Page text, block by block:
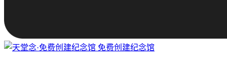
免费创建纪念馆